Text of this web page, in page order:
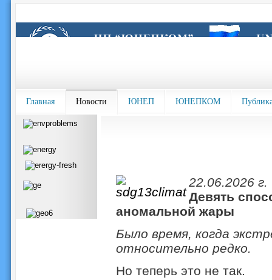
Главная Новости ЮНЕП ЮНЕПКОМ
22.06.2026 г.
Девять
аномальной жары
Было время, когда
относительно редко.
Но теперь это не так.